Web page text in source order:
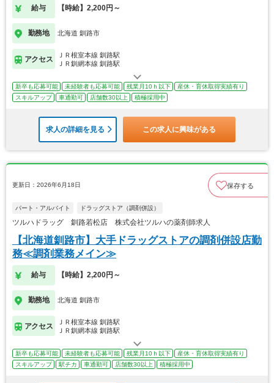
給与 【時給】2,200円～
勤務地 北海道 釧路市
アクセス
ＪＲ根室本線 釧路駅
ＪＲ釧網本線 釧路駅
新卒も応募可能 未経験者も応募可能 残業月10ｈ以下
産休・育休取得実績有り
スキルアップ
車通勤可 店舗数30以上 積極採用中
求人の詳細を見る この求人に興味がある
更新日：2026年6月18日 保存する
パート・アルバイト ドラッグストア（調剤併設）
ツルハドラッグ 釧路若松店 株式会社ツルハの薬剤師求人
【北海道釧路市】大手ドラッグストアの調剤併設店勤
務≪調剤業務メイン≫
給与 【時給】2,200円～
勤務地 北海道 釧路市
アクセス
ＪＲ根室本線 釧路駅
ＪＲ釧網本線 釧路駅
新卒も応募可能 未経験者も応募可能 残業月10ｈ以下
産休・育休取得実績有り
スキルアップ
駅チカ 車通勤可 店舗数30以上 積極採用中